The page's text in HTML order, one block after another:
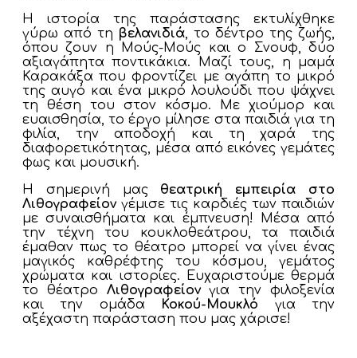
Η ιστορία της παράστασης εκτυλίχθηκε
γύρω από τη βελανιδιά, το δέντρο της ζωής,
όπου ζουν η Μούς-Μούς και ο Σνουφ, δύο
αξιαγάπητα ποντικάκια. Μαζί τους, η μαμά
Καρακάξα που φροντίζει με αγάπη το μικρό
της αυγό και ένα μικρό λουλούδι που ψάχνει
τη θέση του στον κόσμο. Με χιούμορ και
ευαισθησία, το έργο μίλησε στα παιδιά για τη
φιλία, την αποδοχή και τη χαρά της
διαφορετικότητας, μέσα από εικόνες γεμάτες
φως και μουσική.
Η σημερινή μας θεατρική εμπειρία στο
Λιθογραφείονγέμισε τις καρδιές των παιδιών
με συναισθήματα και έμπνευση! Μέσα από
την τέχνη του κουκλοθεάτρου, τα παιδιά
έμαθαν πως το θέατρο μπορεί να γίνει ένας
μαγικός καθρέφτης του κόσμου, γεμάτος
χρώματα και ιστορίες. Ευχαριστούμε θερμά
το θέατρο Λιθογραφείονγια την φιλοξενία
και την ομάδα Κοκού-Μουκλό για την
αξέχαστη παράσταση που μας χάρισε!